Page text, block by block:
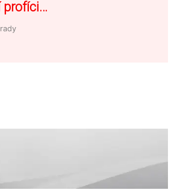
profíci…